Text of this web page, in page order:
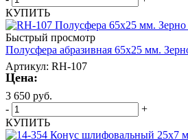
КУПИТЬ
Быстрый просмотр
Полусфера абразивная 65х25 мм.
Артикул: RH-107
Цена:
3 650 руб.
-
+
КУПИТЬ